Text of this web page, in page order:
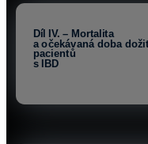
Díl IV. – Mortalita
a očekávaná doba
pacientů
s IBD